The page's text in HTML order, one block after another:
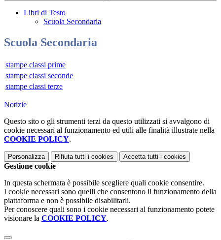
Libri di Testo
Scuola Secondaria
Scuola Secondaria
stampe classi prime
stampe classi seconde
stampe classi terze
Notizie
Questo sito o gli strumenti terzi da questo utilizzati si avvalgono di
cookie necessari al funzionamento ed utili alle finalità illustrate nella
COOKIE POLICY.
Personalizza Rifiuta tutti i cookies Accetta tutti i cookies
Gestione cookie
In questa schermata è possibile scegliere quali cookie consentire.
I cookie necessari sono quelli che consentono il funzionamento della
piattaforma e non è possibile disabilitarli.
Per conoscere quali sono i cookie necessari al funzionamento potete
visionare la COOKIE POLICY.